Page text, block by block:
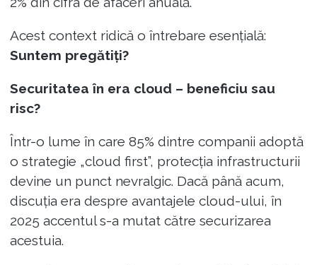
Acest context ridică o întrebare esențială:
Suntem pregătiți?
Securitatea în era cloud – beneficiu sau
risc?
Într-o lume în care 85% dintre companii adoptă
o strategie „cloud first”, protecția infrastructurii
devine un punct nevralgic. Dacă până acum,
discuția era despre avantajele cloud-ului, în
2025 accentul s-a mutat către securizarea
acestuia.